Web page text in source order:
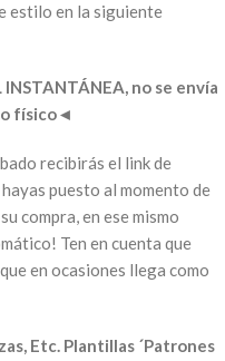
estilo en la siguiente
INSTANTÁNEA, no se envía
físico◄
recibirás el link de
puesto al momento de
compra, en ese mismo
Ten en cuenta que
en ocasiones llega como
Etc. Plantillas ´Patrones